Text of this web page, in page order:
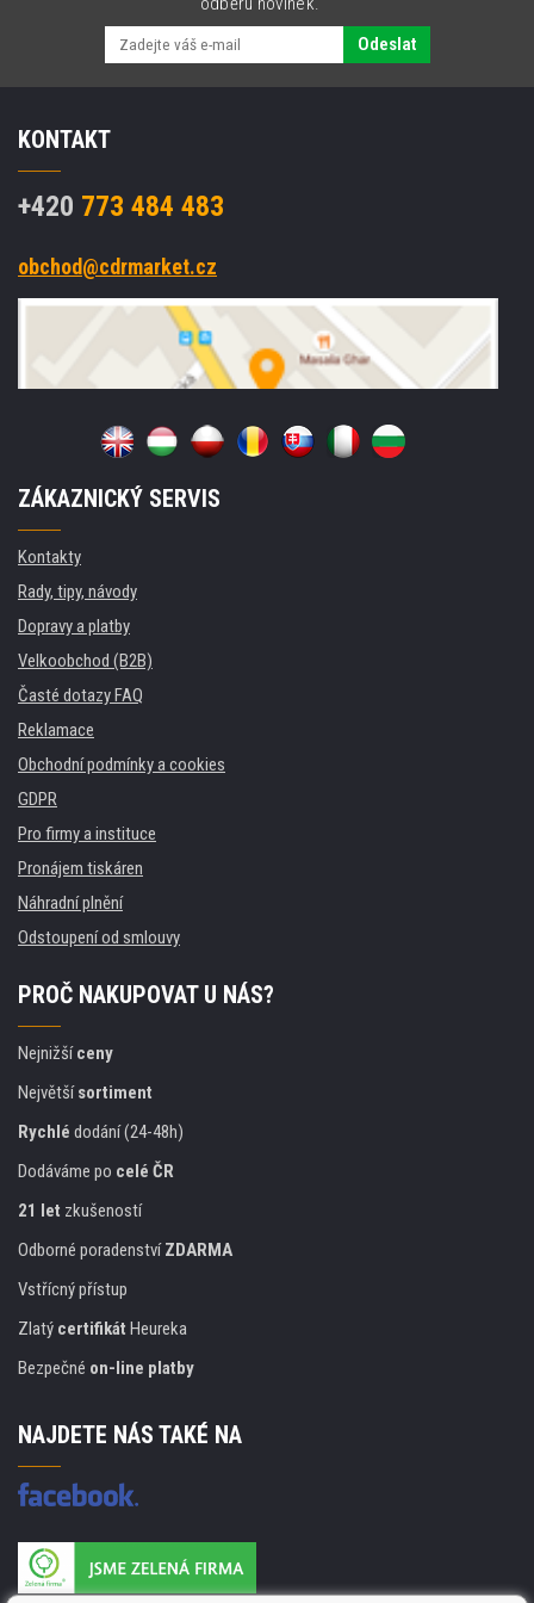
Odeslat
KONTAKT
+420 773 484 483
obchod@cdrmarket.cz
ZÁKAZNICKÝ SERVIS
Kontakty
Rady, tipy, návody
Dopravy a platby
Velkoobchod (B2B)
Časté dotazy FAQ
Reklamace
Obchodní podmínky a cookies
GDPR
Pro firmy a instituce
Pronájem tiskáren
Náhradní plnění
Odstoupení od smlouvy
PROČ NAKUPOVAT U NÁS?
Nejnižšíceny
Největšísortiment
Rychlé dodání (24-48h)
Dodáváme po celé ČR
21 let zkušeností
Odborné poradenstvíZDARMA
Vstřícný přístup
Zlatý certifikát Heureka
Bezpečné on-line platby
NAJDETE NÁS TAKÉ NA